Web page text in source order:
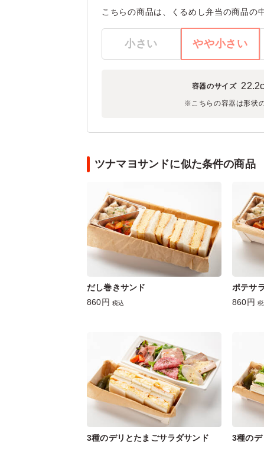
こちらの商品は、くるめし弁当の商品の
小さい やや小さい
容器のサイズ
※こちらの容器は形状
ツナマヨサンドに似た条件の商品
だし巻きサンド
860円 税込
ポテサ
860円 税
3種のデリとたまごサラダサンド
3種のデ